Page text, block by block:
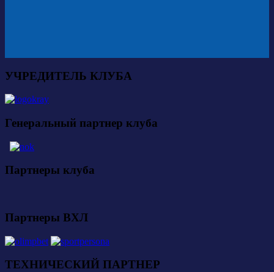
УЧРЕДИТЕЛЬ КЛУБА
Генеральный партнер клуба
Партнеры клуба
Партнеры ВХЛ
ТЕХНИЧЕСКИЙ ПАРТНЕР